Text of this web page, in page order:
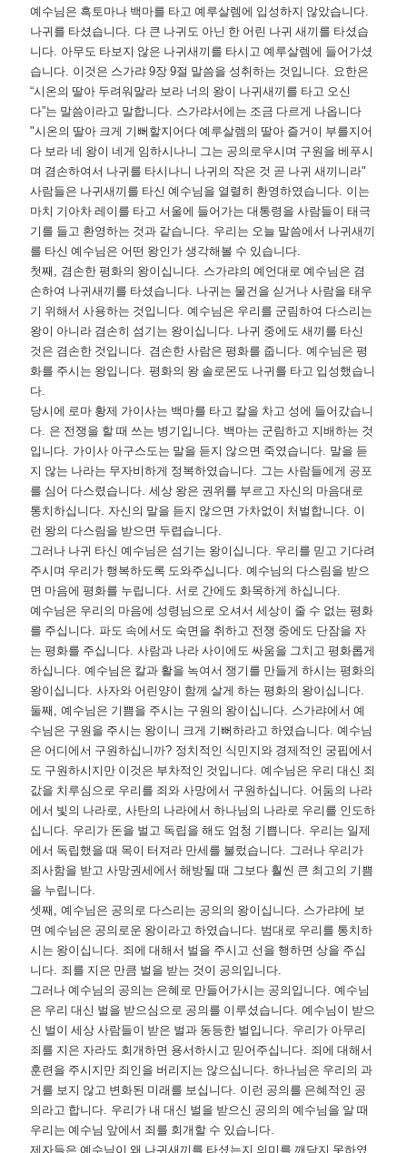
예수님은 흑토마나 백마를 타고 예루살렘에 입성하지 않았습니다.
나귀를 타셨습니다. 다 큰 나귀도 아닌 한 어린 나귀 새끼를 타셨습
니다. 아무도 타보지 않은 나귀새끼를 타시고 예루살렘에 들어가셨
습니다. 이것은 스가랴9장9절 말씀을 성취하는 것입니다. 요한은
“시온의 딸아 두려워말라 보라 너의 왕이 나귀새끼를 타고 오신
다”는 말씀이라고 말합니다. 스가랴서에는 조금 다르게 나옵니다
"시온의 딸아 크게 기뻐할지어다 예루살렘의 딸아 즐거이 부를지어
다 보라 네 왕이 네게 임하시나니 그는 공의로우시며 구원을 베푸시
며 겸손하여서 나귀를 타시나니 나귀의 작은 것 곧 나귀 새끼니라"
사람들은 나귀새끼를 타신 예수님을 열렬히 환영하였습니다. 이는
마치 기아차 레이를 타고 서울에 들어가는 대통령을 사람들이 태극
기를 들고 환영하는 것과 같습니다. 우리는 오늘 말씀에서 나귀새끼
를 타신 예수님은 어떤 왕인가 생각해볼 수 있습니다.
첫째 , 겸손한 평화의 왕이십니다. 스가랴의 예언대로 예수님은 겸
손하여 나귀새끼를 타셨습니다. 나귀는 물건을 싣거나 사람을 태우
기 위해서 사용하는 것입니다.예수님은 우리를 군림하여 다스리는
왕이 아니라 겸손히 섬기는 왕이십니다. 나귀 중에도 새끼를 타신
것은 겸손한 것입니다. 겸손한 사람은 평화를 줍니다.예수님은 평
화를 주시는 왕입니다.평화의 왕 솔로몬도 나귀를 타고 입성했습니
다.
당시에 로마 황제 가이사는 백마를 타고 칼을 차고 성에 들어갔습니
다. 은 전쟁을 할 때 쓰는 병기입니다. 백마는 군림하고 지배하는 것
입니다. 가이사 아구스도는 말을 듣지 않으면 죽였습니다. 말을 듣
지 않는 나라는 무자비하게 정복하였습니다. 그는 사람들에게 공포
를 심어 다스렸습니다.세상 왕은 권위를 부르고 자신의 마음대로
통치하십니다. 자신의 말을 듣지 않으면 가차없이 처벌합니다. 이
런 왕의 다스림을 받으면 두렵습니다.
그러나 나귀 타신 예수님은 섬기는 왕이십니다. 우리를 믿고 기다려
주시며 우리가 행복하도록 도와주십니다.예수님의 다스림을 받으
면 마음에 평화를 누립니다.서로 간에도 화목하게 하십니다.
예수님은 우리의 마음에 성령님으로 오셔서 세상이 줄 수 없는 평화
를 주십니다.파도 속에서도 숙면을 취하고 전쟁 중에도 단잠을 자
는 평화를 주십니다.사람과 나라 사이에도 싸움을 그치고 평화롭게
하십니다.예수님은 칼과 활을 녹여서 쟁기를 만들게 하시는 평화의
왕이십니다.사자와 어린양이 함께 살게 하는 평화의 왕이십니다.
둘째 ,예수님은 기쁨을 주시는 구원의 왕이십니다. 스가랴에서 예
수님은 구원을 주시는 왕이니 크게 기뻐하라고 하였습니다.예수님
은 어디에서 구원하십니까? 정치적인 식민지와 경제적인 궁핍에서
도 구원하시지만 이것은 부차적인 것입니다.예수님은 우리 대신 죄
값을 치루심으로 우리를 죄와 사망에서 구원하십니다. 어둠의 나라
에서 빛의 나라로,사탄의 나라에서 하나님의 나라로 우리를 인도하
십니다. 우리가 돈을 벌고 독립을 해도 엄청 기쁩니다. 우리는 일제
에서 독립했을 때 목이 터져라 만세를 불렀습니다. 그러나 우리가
죄사함을 받고 사망권세에서 해방될 때 그보다 훨씬 큰 최고의 기쁨
을 누립니다.
셋째 ,예수님은 공의로 다스리는 공의의 왕이십니다. 스가랴에 보
면 예수님은 공의로운 왕이라고 하였습니다. 범대로 우리를 통치하
시는 왕이십니다. 죄에 대해서 벌을 주시고 선을 행하면 상을 주십
니다. 죄를 지은 만큼 벌을 받는 것이 공의입니다.
그러나 예수님의 공의는 은혜로 만들어가시는 공의입니다.예수님
은 우리 대신 벌을 받으심으로 공의를 이루셨습니다.예수님이 받으
신 벌이 세상 사람들이 받은 벌과 동등한 벌입니다. 우리가 아무리
죄를 지은 자라도 회개하면 용서하시고 믿어주십니다. 죄에 대해서
훈련을 주시지만 죄인을 버리지는 않으십니다.하나님은 우리의 과
거를 보지 않고 변화된 미래를 보십니다. 이런 공의를 은혜적인 공
의라고 합니다. 우리가 내 대신 벌을 받으신 공의의 예수님을 알 때
우리는 예수님 앞에서 죄를 회개할 수 있습니다.
제자들은 예수님이 왜 나귀새끼를 타셨는지 의미를 깨닫지 못하였